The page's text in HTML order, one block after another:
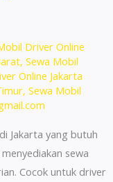
Driver Online
, Sewa Mobil
Online Jakarta
, Sewa Mobil
Jakarta yang butuh
sewa
Cocok untuk driver